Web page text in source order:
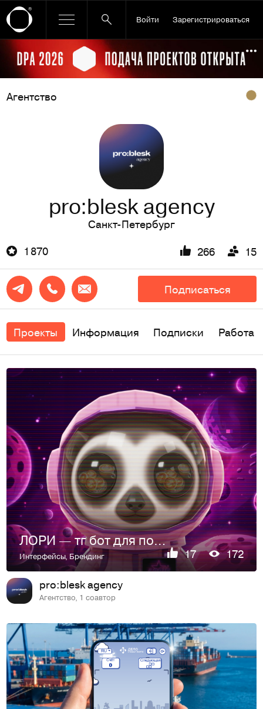
Войти Зарегистрироваться
Ссылка баннера
Агентство
pro:blesk agency
Санкт-Петербург
1 870
266 15
Подписаться
Проекты Информация Подписки Работа
ЛОРИ — тг бот для подсчета калорий
Интерфейсы, Брендинг 17 172
pro:blesk agency
Агентство, 1 соавтор